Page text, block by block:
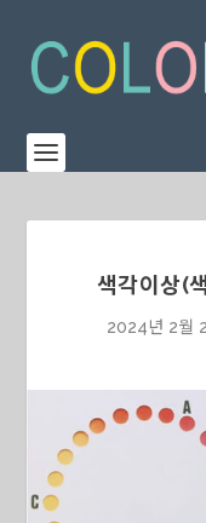
색각이상(
2024년 2월